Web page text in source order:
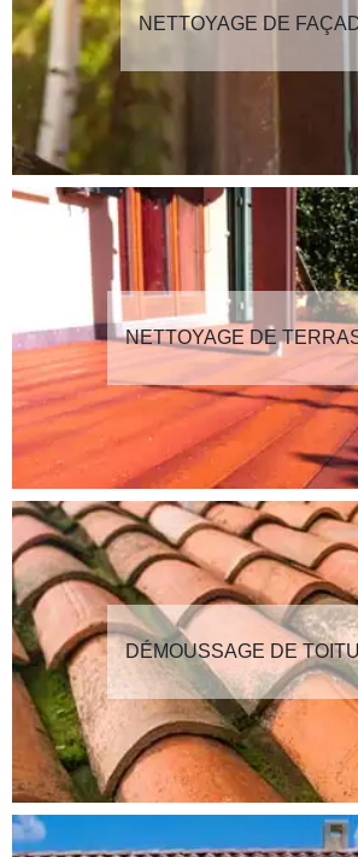
NETTOYAGE DE
NETTOYAGE DE
DÉMOUSSAGE DE